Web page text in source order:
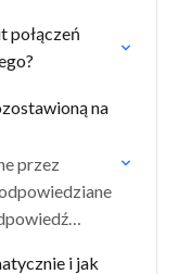
połączeń
na
przez
i jak